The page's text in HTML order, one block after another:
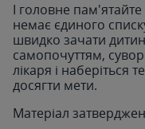
І головне
немає єдиного
швидко зачати
самопочуттям,
лікаря і наберіться
досягти мети.
Матеріал